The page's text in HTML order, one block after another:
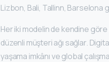
Lizbon, Bali, Tallinn,
Her iki modelin de kendine
düzenli müşteri ağı sağlar.
yaşama imkânı ve global